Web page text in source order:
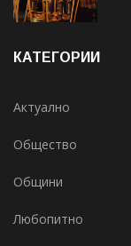
КАТЕГОРИИ
Актуално
Общество
Общини
Любопитно